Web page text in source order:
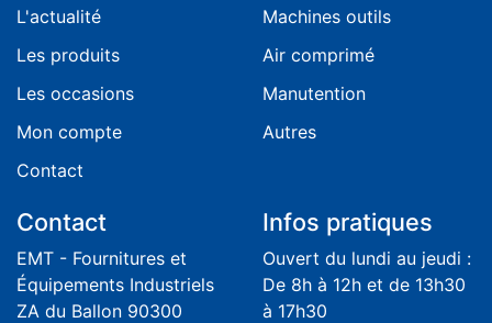
L'actualité
Les produits
Les occasions
Mon compte
Contact
Machines outils
Air comprimé
Manutention
Autres
Contact
EMT - Fournitures et
Équipements Industriels
ZA du Ballon 90300
Infos pratiques
Ouvert du lundi au jeudi :
De 8h à 12h et de 13h30
à 17h30